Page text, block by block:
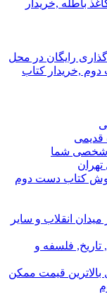
باطله ,خریدار
رایگان در محل
,خریدار کتاب
قدیمی
شخصی شما
کتاب دست دوم
انقلاب و سایر
تاریخ, فلسفه و
قیمت ممکن